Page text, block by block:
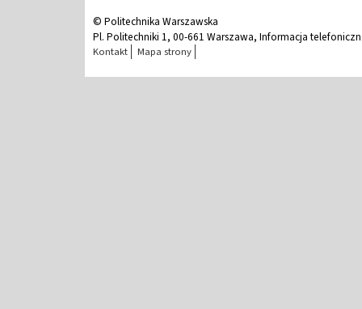
© Politechnika Warszawska
Pl. Politechniki 1, 00-661 Warszawa, Informacja
Kontakt Mapa strony